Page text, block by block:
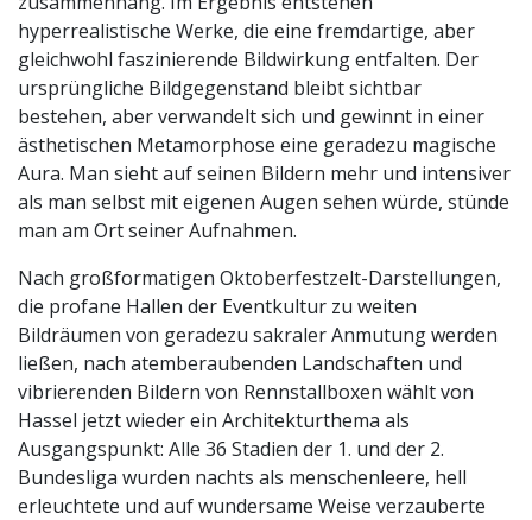
hyperrealistische Werke, die eine fremdartige, aber
gleichwohl faszinierende Bildwirkung entfalten. Der
ursprüngliche Bildgegenstand bleibt sichtbar
bestehen, aber verwandelt sich und gewinnt in einer
ästhetischen Metamorphose eine geradezu magische
Aura. Man sieht auf seinen Bildern mehr und intensiver
als man selbst mit eigenen Augen sehen würde, stünde
man am Ort seiner Aufnahmen.
Nach großformatigen Oktoberfestzelt-Darstellungen,
die profane Hallen der Eventkultur zu weiten
Bildräumen von geradezu sakraler Anmutung werden
ließen, nach atemberaubenden Landschaften und
vibrierenden Bildern von Rennstallboxen wählt von
Hassel jetzt wieder ein Architekturthema als
Ausgangspunkt: Alle 36 Stadien der 1. und der 2.
Bundesliga wurden nachts als menschenleere, hell
erleuchtete und auf wundersame Weise verzauberte